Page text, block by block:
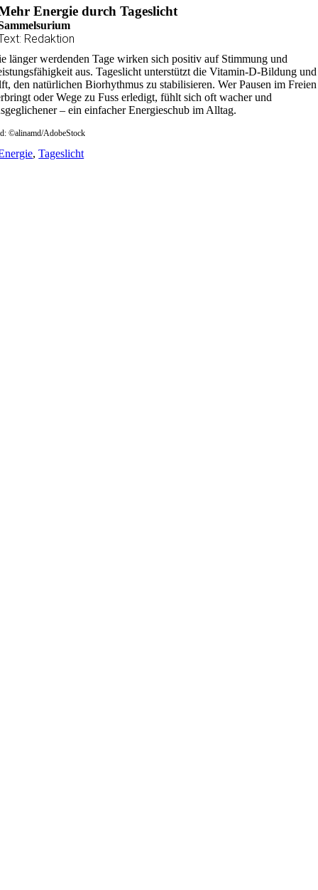
Energie durch Tageslicht
Redaktion
länger werdenden Tage wirken sich positiv auf Stimmung und
aus. Tageslicht unterstützt die Vitamin-D-Bildung und
den natürlichen Biorhythmus zu stabilisieren. Wer Pausen im Freien
oder Wege zu Fuss erledigt, fühlt sich oft wacher und
– ein einfacher Energieschub im Alltag.
©alinamd/AdobeStock
,Tageslicht